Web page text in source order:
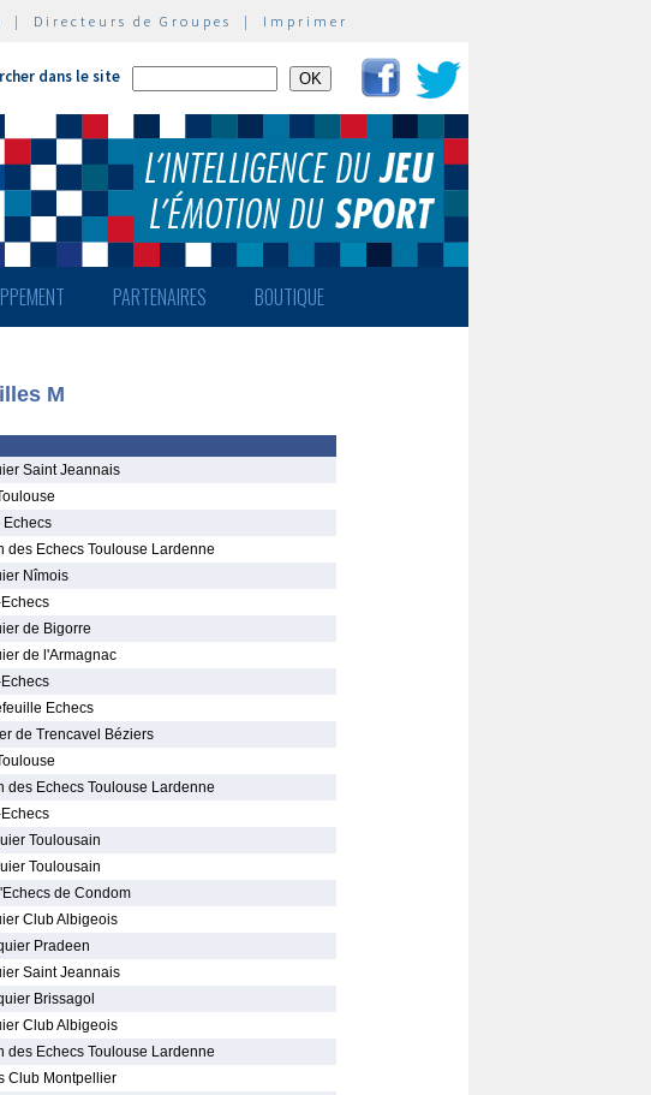
| Directeurs de Groupes | Imprimer
dans le site
PARTENAIRES BOUTIQUE
M
Saint Jeannais
des Echecs Toulouse Lardenne
Nîmois
de Bigorre
de l'Armagnac
Echecs
de Trencavel Béziers
des Echecs Toulouse Lardenne
Toulousain
Toulousain
de Condom
Club Albigeois
Pradeen
Saint Jeannais
Brissagol
Club Albigeois
des Echecs Toulouse Lardenne
Club Montpellier